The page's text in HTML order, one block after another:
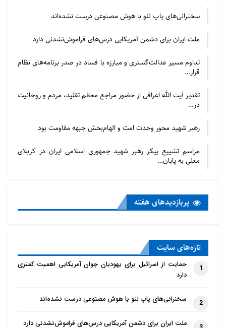
درخواست زیارت امام حسین (ع)
از طریق صفحه (زیارت به نیابت) وب سایت رسمی آستان
قدس حسینی ارسال گردید،
که تمامی اسامی به بخش «خادمان سادات حرم مطهر»
ارسال و در ایام اربعین به
نیابت از درخواست کنندگان زیارت انجام شد.
وی ادامه داد: پس از ادای زیارت به نیابت از تمامی
درخواست کنندگان اسامی در داخل ضریح مطهر انداخته
شد.
ولاء الصفار در خاتمه افزود: «صفحه زیارت به نیابت» برای
بارگاه منور امام
منبع : ابنا
سخنرانی‌های پاپ لئو با هوش مصنوعی درست نشده‌اند
ملت ایران برای دشمن آمریکایی درس‌های فراموش‌نشدنی دارد
تداوم مسیر عدالت‌گستری و مبارزه با فساد در صدر برنامه‌های نظام
قرار…
تقدیر آیت الله اعرافی از حضور مراجع معظم تقلید، مردم و روحانیت
در…
رهبر شهید محور وحدت امت و الهام‌بخش جبهه مقاومت بود
مراسم تشییع پیکر رهبر شهید جمهوری اسلامی ایران در کربلای
معلی به پایان…
پربازدید‌های هفته
تازه‌‌های سایت
1
حمایت از اسرائیل برای یهودیان جوان آمریکایی اهمیت کمتری
دارد
2 سخنرانی‌های پاپ لئو با هوش مصنوعی درست نشده‌اند
ملت ایران برای دشمن آمریکایی درس‌های فراموش‌نشدنی دارد